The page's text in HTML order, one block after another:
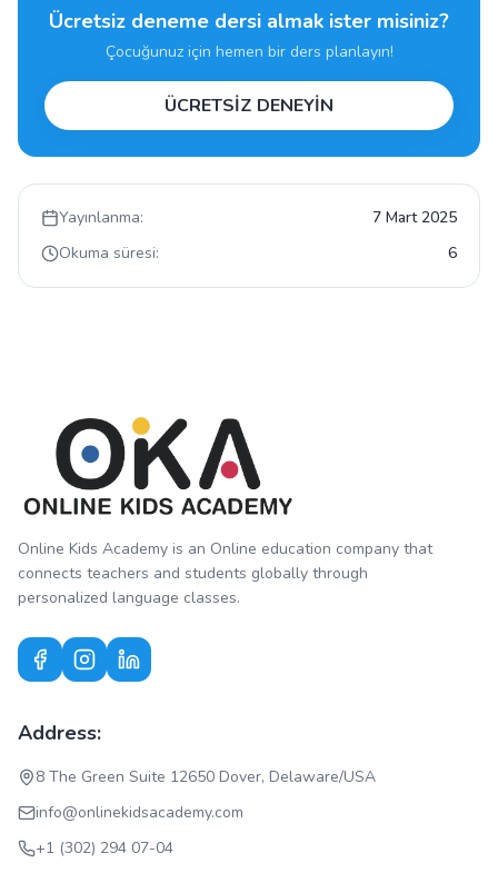
Ücretsiz deneme dersi almak ister misiniz?
Çocuğunuz için hemen bir ders planlayın!
ÜCRETSİZ DENEYİN
Yayınlanma:
7 Mart 2025
Okuma süresi:
6
Online Kids Academy is an Online education company that
connects teachers and students globally through
personalized language classes.
Address:
8 The Green Suite 12650 Dover, Delaware/USA
info@onlinekidsacademy.com
+1 (302) 294 07-04